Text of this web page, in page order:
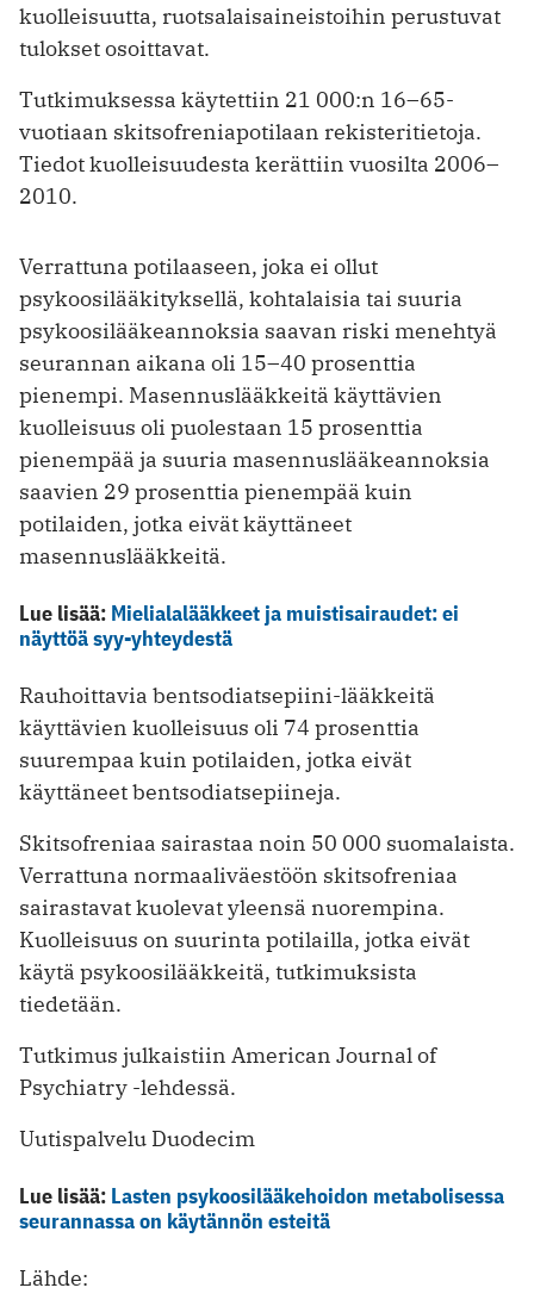
kuolleisuutta, ruotsalaisaineistoihin perustuvat
tulokset osoittavat.
Tutkimuksessa käytettiin 21 000:n 16–65-
vuotiaan skitsofreniapotilaan rekisteritietoja.
Tiedot kuolleisuudesta kerättiin vuosilta 2006–
2010.
Verrattuna potilaaseen, joka ei ollut
psykoosilääkityksellä, kohtalaisia tai suuria
psykoosilääkeannoksia saavan riski menehtyä
seurannan aikana oli 15–40 prosenttia
pienempi. Masennuslääkkeitä käyttävien
kuolleisuus oli puolestaan 15 prosenttia
pienempää ja suuria masennuslääkeannoksia
saavien 29 prosenttia pienempää kuin
potilaiden, jotka eivät käyttäneet
masennuslääkkeitä.
Lue lisää: Mielialalääkkeet ja muistisairaudet: ei
näyttöä syy-yhteydestä
Rauhoittavia bentsodiatsepiini-lääkkeitä
käyttävien kuolleisuus oli 74 prosenttia
suurempaa kuin potilaiden, jotka eivät
käyttäneet bentsodiatsepiineja.
Skitsofreniaa sairastaa noin 50 000 suomalaista.
Verrattuna normaaliväestöön skitsofreniaa
sairastavat kuolevat yleensä nuorempina.
Kuolleisuus on suurinta potilailla, jotka eivät
käytä psykoosilääkkeitä, tutkimuksista
tiedetään.
Tutkimus julkaistiin American Journal of
Psychiatry -lehdessä.
Uutispalvelu Duodecim
Lue lisää: Lasten psykoosilääkehoidon metabolisessa
seurannassa on käytännön esteitä
Lähde: